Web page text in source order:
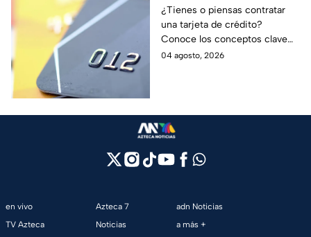
debes entender para
evitar deudas
¿Tienes o piensas contratar
una tarjeta de crédito?
Conoce los conceptos clave
como CAT, fecha de corte,
04 agosto, 2026
en vivo
TV Azteca
Azteca 7
Noticias
adn Noticias
a más +